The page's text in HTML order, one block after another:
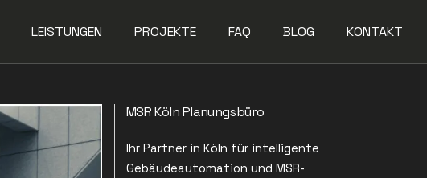
LEISTUNGEN PROJEKTE FAQ BLOG KONTAKT
MSR Köln Planungsbüro
Ihr Partner in Köln für intelligente
Gebäudeautomation und MSR-